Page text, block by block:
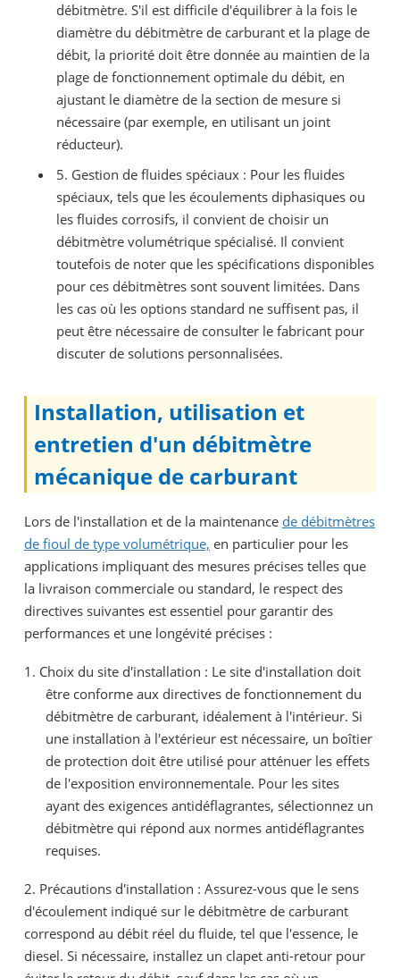
débitmètre. S'il est difficile d'équilibrer à la fois le
diamètre du débitmètre de carburant et la plage de
débit, la priorité doit être donnée au maintien de la
plage de fonctionnement optimale du débit, en
ajustant le diamètre de la section de mesure si
nécessaire (par exemple, en utilisant un joint
réducteur).
5. Gestion de fluides spéciaux : Pour les fluides
spéciaux, tels que les écoulements diphasiques ou
les fluides corrosifs, il convient de choisir un
débitmètre volumétrique spécialisé. Il convient
toutefois de noter que les spécifications disponibles
pour ces débitmètres sont souvent limitées. Dans
les cas où les options standard ne suffisent pas, il
peut être nécessaire de consulter le fabricant pour
discuter de solutions personnalisées.
Installation, utilisation et
entretien d'un débitmètre
mécanique de carburant
Lors de l'installation et de la maintenance de débitmètres
de fioul de type volumétrique, en particulier pour les
applications impliquant des mesures précises telles que
la livraison commerciale ou standard, le respect des
directives suivantes est essentiel pour garantir des
performances et une longévité précises :
1. Choix du site d'installation : Le site d'installation doit
être conforme aux directives de fonctionnement du
débitmètre de carburant, idéalement à l'intérieur. Si
une installation à l'extérieur est nécessaire, un boîtier
de protection doit être utilisé pour atténuer les effets
de l'exposition environnementale. Pour les sites
ayant des exigences antidéflagrantes, sélectionnez un
débitmètre qui répond aux normes antidéflagrantes
requises.
2. Précautions d'installation : Assurez-vous que le sens
d'écoulement indiqué sur le débitmètre de carburant
correspond au débit réel du fluide, tel que l'essence, le
diesel. Si nécessaire, installez un clapet anti-retour pour